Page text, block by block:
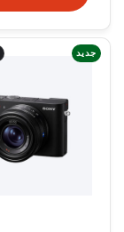
جديد